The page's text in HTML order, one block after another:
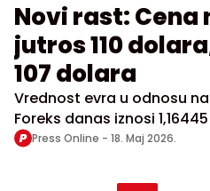
Novi rast: Cena
jutros 110
107 dolara
Vrednost evra u odnosu
Foreks danas iznosi
Press Online - 18. Maj 2026.